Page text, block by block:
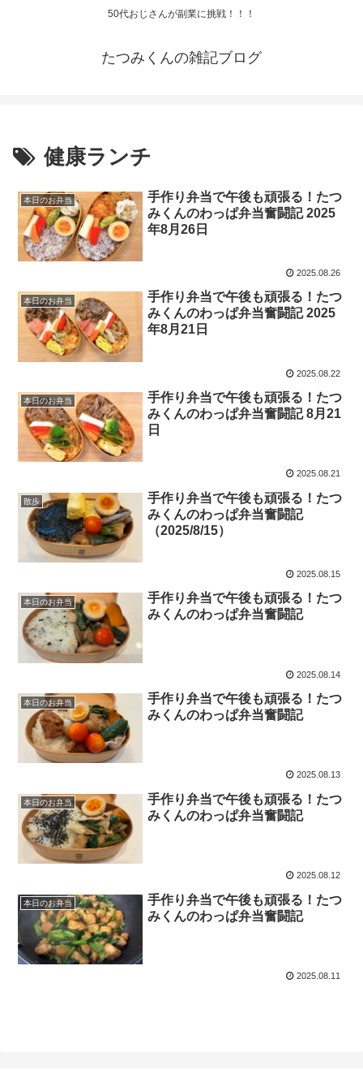
50代おじさんが副業に挑戦！！！
たつみくんの雑記ブログ
健康ランチ
本日のお弁当
手作り弁当で午後も頑張る！たつ
みくんのわっぱ弁当奮闘記 2025
年8月26日
2025.08.26
本日のお弁当
手作り弁当で午後も頑張る！たつ
みくんのわっぱ弁当奮闘記 2025
年8月21日
2025.08.22
本日のお弁当
手作り弁当で午後も頑張る！たつ
みくんのわっぱ弁当奮闘記 8月21
日
2025.08.21
散歩
手作り弁当で午後も頑張る！たつ
みくんのわっぱ弁当奮闘記
（2025/8/15）
2025.08.15
本日のお弁当
手作り弁当で午後も頑張る！たつ
みくんのわっぱ弁当奮闘記
2025.08.14
本日のお弁当
手作り弁当で午後も頑張る！たつ
みくんのわっぱ弁当奮闘記
2025.08.13
本日のお弁当
手作り弁当で午後も頑張る！たつ
みくんのわっぱ弁当奮闘記
2025.08.12
本日のお弁当
手作り弁当で午後も頑張る！たつ
みくんのわっぱ弁当奮闘記
2025.08.11